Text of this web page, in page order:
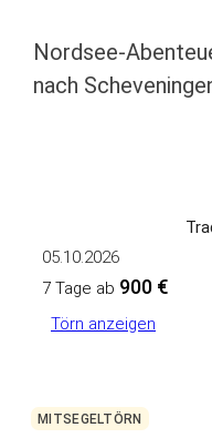
Nordsee-
nach
05.10.2026
7 Tage ab 900 €
Törn anzeigen
MITSEGELTÖRN